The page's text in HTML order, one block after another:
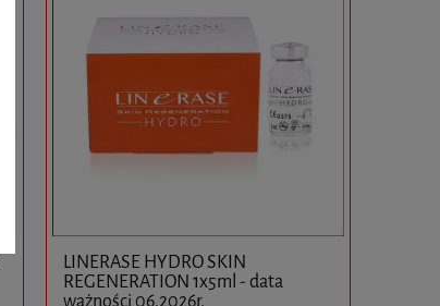
LINERASE HYDRO SKIN
REGENERATION 1x5ml - data
ważności 06.2026r.